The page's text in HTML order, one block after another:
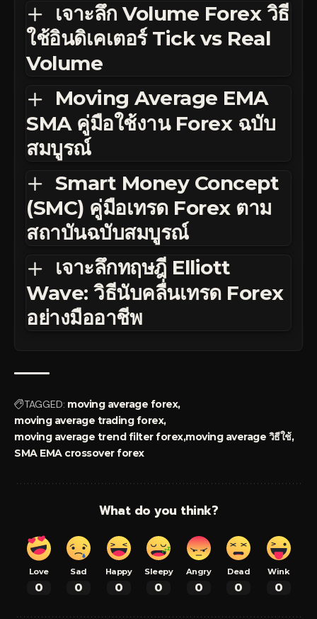
เจาะลึก Volume Forex วิธี
ใช้อินดิเคเตอร์ Tick vs Real
Volume
Moving Average EMA
SMA คู่มือใช้งาน Forex ฉบับ
สมบูรณ์
Smart Money Concept
(SMC) คู่มือเทรด Forex ตาม
สถาบันฉบับสมบูรณ์
เจาะลึกทฤษฎี Elliott
Wave: วิธีนับคลื่นเทรด Forex
อย่างมืออาชีพ
TAGGED: moving average forex
moving average trading forex
moving average trend filter forexmoving average วิธีใช้
SMA EMA crossover forex
What do you think?
Love
0
Sad
0
Happy
0
Sleepy
0
Angry
0
Dead
0
Wink
0